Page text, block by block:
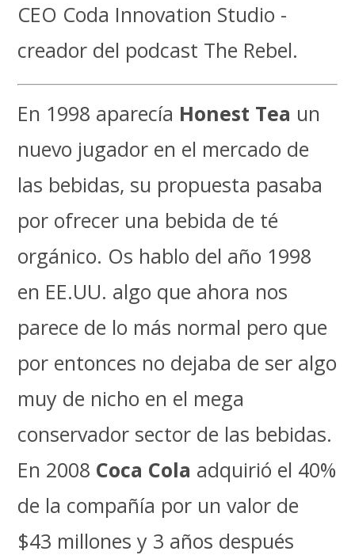
CEO Coda Innovation Studio -
creador del podcast The Rebel.
En 1998 aparecía Honest Tea un
nuevo jugador en el mercado de
las bebidas, su propuesta pasaba
por ofrecer una bebida de té
orgánico. Os hablo del año 1998
en EE.UU. algo que ahora nos
parece de lo más normal pero que
por entonces no dejaba de ser algo
muy de nicho en el mega
conservador sector de las bebidas.
En 2008 Coca Cola adquirió el 40%
de la compañía por un valor de
$43 millones y 3 años después